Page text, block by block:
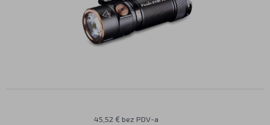
45,52 € bez PDV-a